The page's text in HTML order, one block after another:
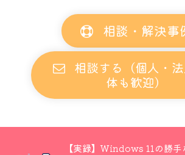
相談・解決事
相談する（個人・
体も歓迎）
【実録】Windows 11の勝